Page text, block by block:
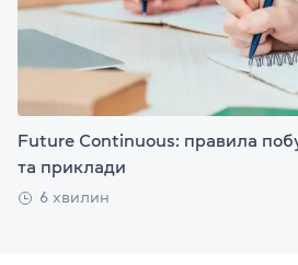
Future Continuous: правила
та приклади
6 хвилин